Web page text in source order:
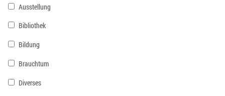
Ausstellung
Bibliothek
Bildung
Brauchtum
Diverses